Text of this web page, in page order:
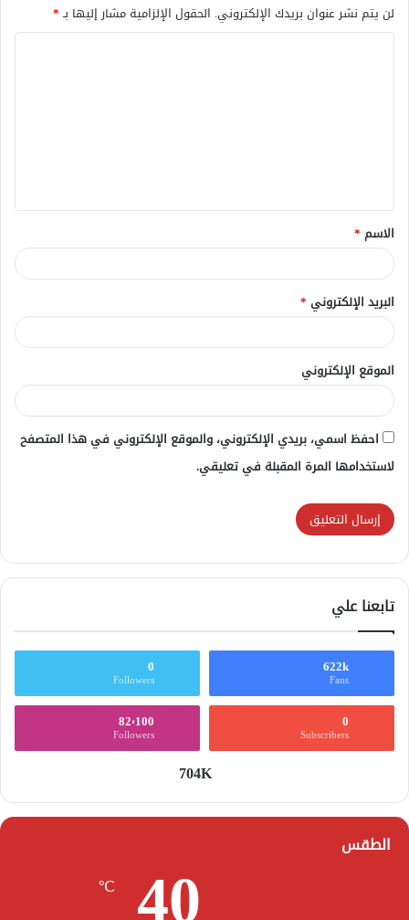
لن يتم نشر عنوان بريدك الإلكتروني. الحقول الإلزامية مشار إليها بـ*
ق
*
الاسم *
البريد الإلكتروني *
الموقع الإلكتروني
احفظ اسمي، بريدي الإلكتروني، والموقع الإلكتروني في هذا المتصفح
لاستخدامها المرة المقبلة في تعليقي.
تابعنا علي
622k
Fans
0
Followers
0
Subscribers
82٬100
Followers
704K
الطقس
℃